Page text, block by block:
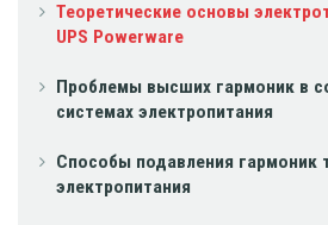
Теоретические основы
UPS Powerware
Проблемы высших гармоник в
системах электропитания
Способы подавления гармоник
электропитания